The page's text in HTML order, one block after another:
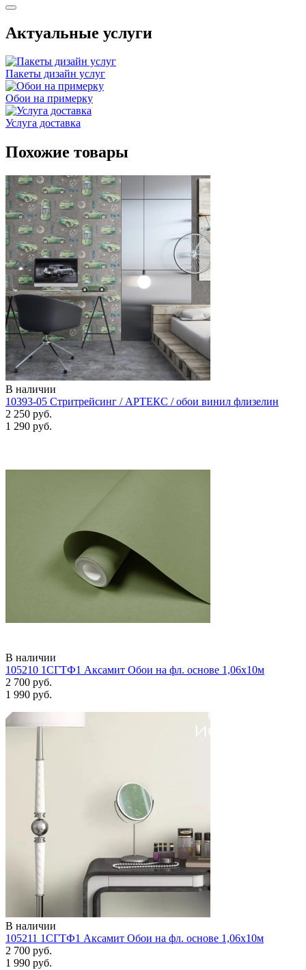
Актуальные услуги
Пакеты дизайн услуг
Обои на примерку
Услуга доставка
Похожие товары
В наличии
10393-05 Стритрейсинг / АРТЕКС / обои винил флизелин
2 250 руб.
1 290 руб.
В наличии
105210 1СГТФ1 Аксамит Обои на фл. основе 1,06х10м
2 700 руб.
1 990 руб.
В наличии
105211 1СГТФ1 Аксамит Обои на фл. основе 1,06х10м
2 700 руб.
1 990 руб.